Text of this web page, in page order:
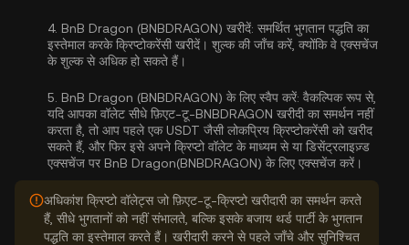
4. BnB Dragon (BNBDRAGON) खरीदें: समर्थित भुगतान पद्धति का
इस्तेमाल करके क्रिप्टोकरेंसी खरीदें। शुल्क की जाँच करें, क्योंकि वे एक्सचेंज
के शुल्क से अधिक हो सकते हैं।
5. BnB Dragon (BNBDRAGON) के लिए स्वैप करें: वैकल्पिक रूप से,
यदि आपका वॉलेट सीधे फ़िएट-टू-BNBDRAGON खरीदी का समर्थन नहीं
करता है, तो आप पहले एक USDT जैसी लोकप्रिय क्रिप्टोकरेंसी को खरीद
सकते हैं, और फिर इसे अपने क्रिप्टो वॉलेट के माध्यम से या डिसेंट्रलाइज़्ड
एक्सचेंज पर BnB Dragon(BNBDRAGON) के लिए एक्सचेंज करें।
अधिकांश क्रिप्टो वॉलेट्स जो फ़िएट-टू-क्रिप्टो खरीदारी का समर्थन करते
हैं, सीधे भुगतानों को नहीं संभालते, बल्कि इसके बजाय थर्ड पार्टी के भुगतान
पद्धति का इस्तेमाल करते हैं। खरीदारी करने से पहले जाँचे और सुनिश्चित